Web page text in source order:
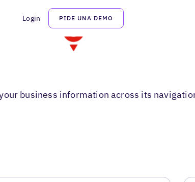
Login PIDE UNA DEMO
business information across its